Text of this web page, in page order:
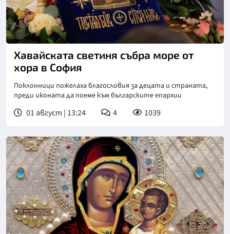
Снимка: БГНЕС
Хавайската светиня събра море от
хора в София
Поклонници пожелаха благословия за децата и страната,
преди иконата да поеме към българските епархии
01 август | 13:24 4 1039